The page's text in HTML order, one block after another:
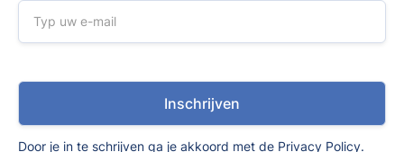
Door je in te schrijven ga je akkoord met de Privacy Policy.